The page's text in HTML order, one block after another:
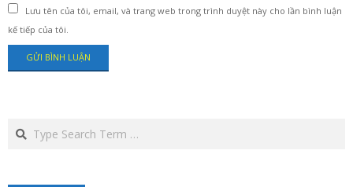
Lưu tên của tôi, email, và trang web trong trình duyệt này cho lần bình luận
kế tiếp của tôi.
Search